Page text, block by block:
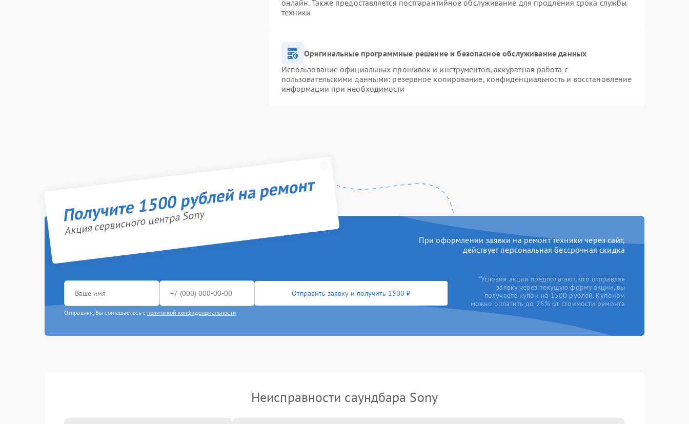
онлайн. Также предоставляется постгарантийное обслуживание для продления срока службы
техники
Оригинальные программные решение и безопасное обслуживание данных
Использование официальных прошивок и инструментов, аккуратная работа с
пользовательскими данными: резервное копирование, конфиденциальность и восстановление
информации при необходимости
Получите 1500 рублей на ремонт
Акция сервисного центра Sony
При оформлении заявки на ремонт техники через сайт,
действует персональная бессрочная скидка
Отправить заявку и получить 1500 ₽
Отправляя, Вы соглашаетесь с политикой конфиденциальности
*Условия акции предполагают, что отправляя
заявку через текущую форму акции, вы
получаете купон на 1500 рублей. Купоном
можно оплатить до 25% от стоимости ремонта
Неисправности саундбара Sony